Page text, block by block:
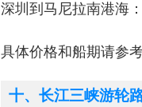
深圳到马尼拉南港海
具体价格和船期请参
十、长江三峡游轮